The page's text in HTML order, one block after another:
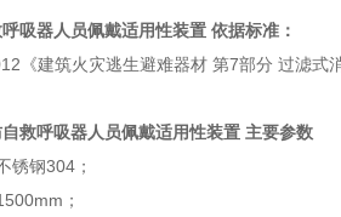
吸器人员佩戴适用性装置 依据标准：
《建筑火灾逃生避难器材 第7部分 过滤式
救呼吸器人员佩戴适用性装置 主要参数
锈钢304；
；